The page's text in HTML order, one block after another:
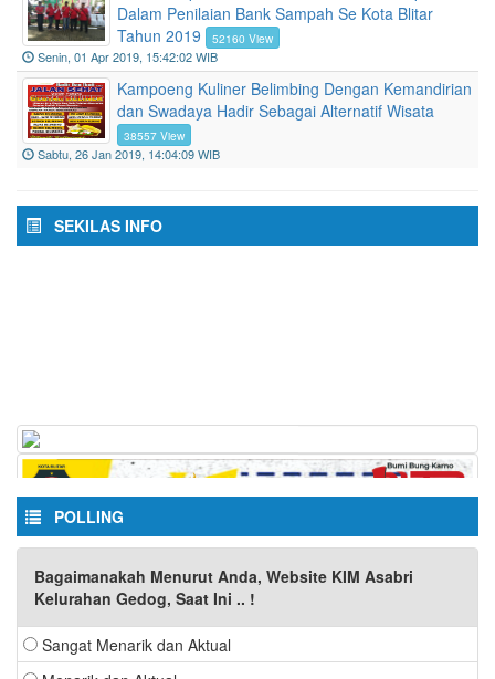
Bank Sampah Barokah Meraih Juara Harapan II
Dalam Penilaian Bank Sampah Se Kota Blitar
Tahun 2019
52160 View
Senin, 01 Apr 2019, 15:42:02 WIB
Kampoeng Kuliner Belimbing Dengan Kemandirian
dan Swadaya Hadir Sebagai Alternatif Wisata
38557 View
SEKILAS INFO
POLLING
Bagaimanakah Menurut Anda, Website KIM Asabri
Sangat Menarik dan Aktual